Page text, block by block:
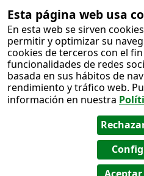
Esta página web usa
En esta web se sirven
permitir y optimizar su
cookies de terceros con el
funcionalidades de redes
basada en sus hábitos de
rendimiento y tráfico web.
información en nuestra